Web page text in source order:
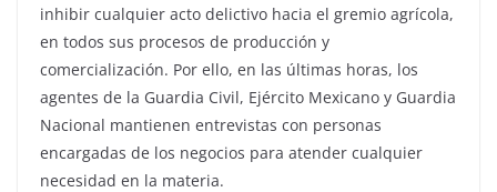
inhibir cualquier acto delictivo hacia el gremio agrícola,
en todos sus procesos de producción y
comercialización. Por ello, en las últimas horas, los
agentes de la Guardia Civil, Ejército Mexicano y Guardia
Nacional mantienen entrevistas con personas
encargadas de los negocios para atender cualquier
necesidad en la materia.